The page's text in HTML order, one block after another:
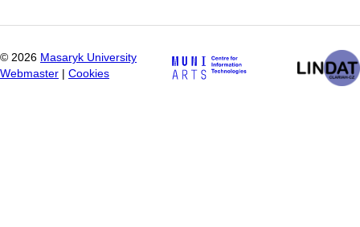
© 2026 Masaryk University
Webmaster
Cookies